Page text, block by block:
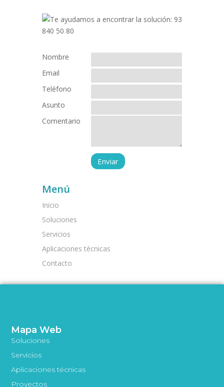
Nombre
Email
Teléfono
Asunto
Comentario
Menú
Inicio
Soluciones
Servicios
Aplicaciones técnicas
Contacto
Mapa Web
Soluciones
Servicios
Aplicaciones técnicas
Proyectos